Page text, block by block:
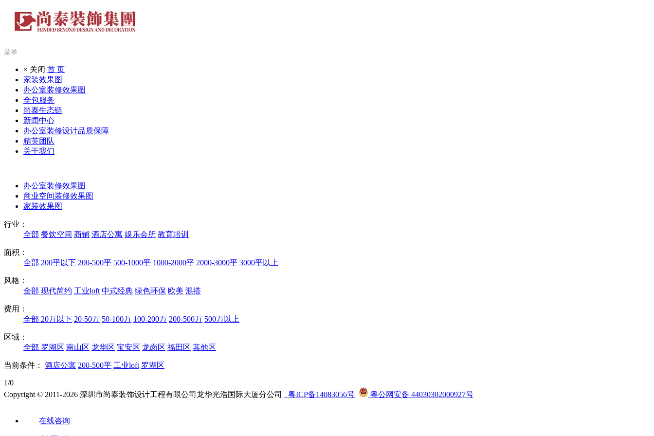
菜单
× 关闭 首 页
家装效果图
办公室装修效果图
全包服务
尚泰生态链
新闻中心
办公室装修设计品质保障
精英团队
关于我们
办公室装修效果图
商业空间装修效果图
家装效果图
行业：
全部 餐饮空间 商铺 酒店公寓 娱乐会所 教育培训
面积：
全部 200平以下 200-500平 500-1000平 1000-2000平 2000-3000平 3000平以上
风格：
全部 现代简约 工业loft 中式经典 绿色环保 欧美 混搭
费用：
全部 20万以下 20-50万 50-100万 100-200万 200-500万 500万以上
区域：
全部 罗湖区 南山区 龙华区 宝安区 龙岗区 福田区 其他区
当前条件： 酒店公寓 200-500平 工业loft 罗湖区
1/0
Copyright © 2011-2026 深圳市尚泰装饰设计工程有限公司龙华光浩国际大厦分公司
粤ICP备14083056号 粤公网安备 44030302000927号
在线咨询